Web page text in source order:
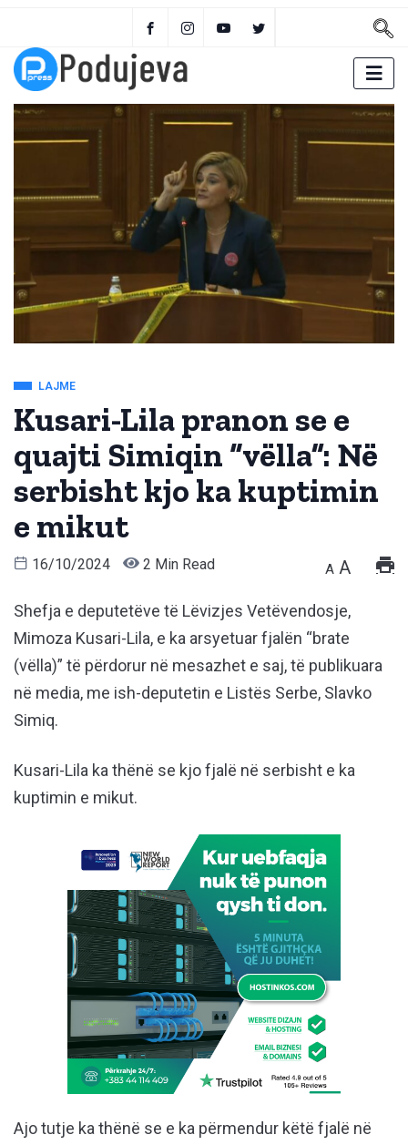
LAJME
Kusari-Lila pranon se e
quajti Simiqin “vëlla”: Në
serbisht kjo ka kuptimin
e mikut
16/10/2024 2 Min Read A A
Shefja e deputetëve të Lëvizjes Vetëvendosje,
Mimoza Kusari-Lila, e ka arsyetuar fjalën “brate
(vëlla)” të përdorur në mesazhet e saj, të publikuara
në media, me ish-deputetin e Listës Serbe, Slavko
Simiq.
Kusari-Lila ka thënë se kjo fjalë në serbisht e ka
kuptimin e mikut.
Ajo tutje ka thënë se e ka përmendur këtë fjalë në